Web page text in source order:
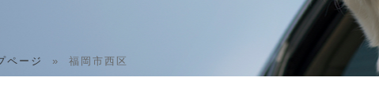
ページ » 福岡市西区